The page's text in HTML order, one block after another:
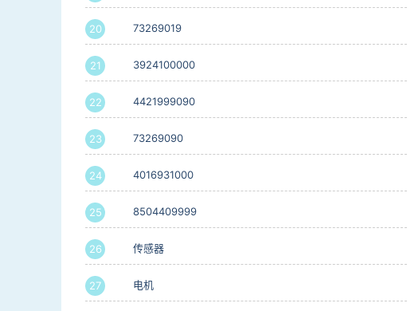
20 73269019
21 3924100000
22 4421999090
23 73269090
24 4016931000
25 8504409999
26 传感器
27 电机